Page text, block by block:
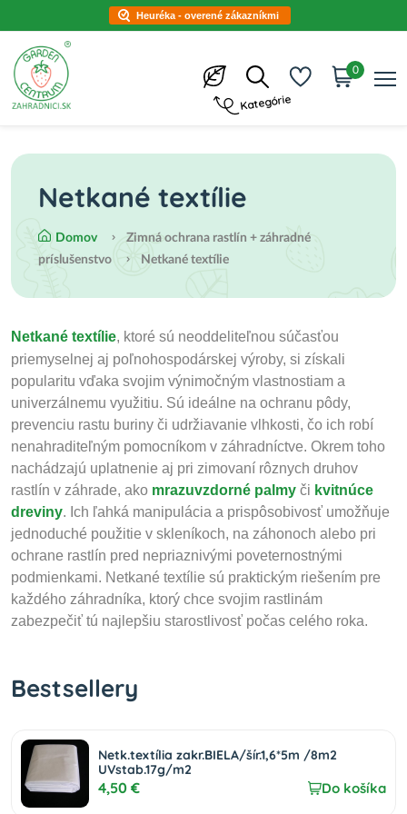
Heuréka - overené zákazníkmi
Kategórie
0
Netkané textílie
Domov
Zimná ochrana rastlín + záhradné
príslušenstvo
Netkané textílie
Netkané textílie, ktoré sú neoddeliteľnou súčasťou
priemyselnej aj poľnohospodárskej výroby, si získali
popularitu vďaka svojim výnimočným vlastnostiam a
univerzálnemu využitiu. Sú ideálne na ochranu pôdy,
prevenciu rastu buriny či udržiavanie vlhkosti, čo ich robí
nenahraditeľným pomocníkom v záhradníctve. Okrem toho
nachádzajú uplatnenie aj pri zimovaní rôznych druhov
rastlín v záhrade, ako mrazuvzdorné palmy či kvitnúce
dreviny. Ich ľahká manipulácia a prispôsobivosť umožňuje
jednoduché použitie v skleníkoch, na záhonoch alebo pri
ochrane rastlín pred nepriaznivými poveternostnými
podmienkami. Netkané textílie sú praktickým riešením pre
každého záhradníka, ktorý chce svojim rastlinám
zabezpečiť tú najlepšiu starostlivosť počas celého roka.
Bestsellery
Netk.textília zakr.BIELA/šír.1,6*5m /8m2
UVstab.17g/m2
4,50 € Do košíka